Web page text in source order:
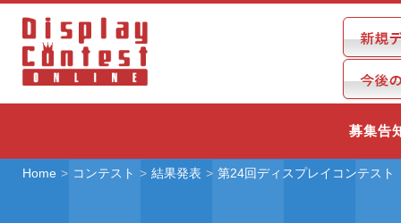
募集告
Home コンテスト 結果発表 第24回ディスプレイコンテスト